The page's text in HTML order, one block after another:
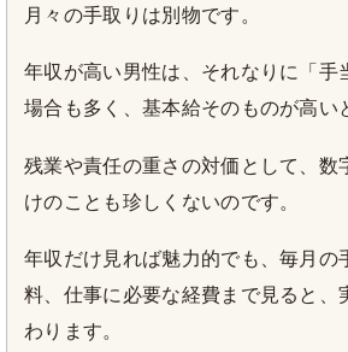
月々の手取りは別物です。
年収が高い男性は、それなりに「手
場合も多く、基本給そのものが高い
残業や責任の重さの対価として、数
けのことも珍しくないのです。
年収だけ見れば魅力的でも、毎月の
料、仕事に必要な経費まで見ると、
わります。